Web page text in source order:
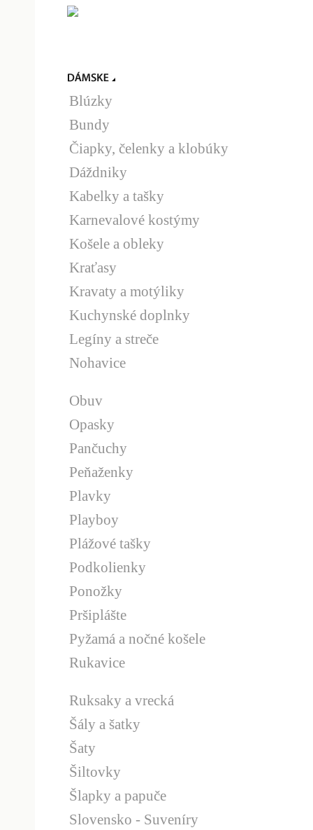
Blúzky
Bundy
Čiapky, čelenky a klobúky
Dáždniky
Kabelky a tašky
Karnevalové kostýmy
Košele a obleky
Kraťasy
Kravaty a motýliky
Kuchynské doplnky
Legíny a streče
Nohavice
Obuv
Opasky
Pančuchy
Peňaženky
Plavky
Playboy
Plážové tašky
Podkolienky
Ponožky
Pršiplášte
Pyžamá a nočné košele
Rukavice
Ruksaky a vrecká
Šály a šatky
Šaty
Šiltovky
Šlapky a papuče
Slovensko - Suveníry